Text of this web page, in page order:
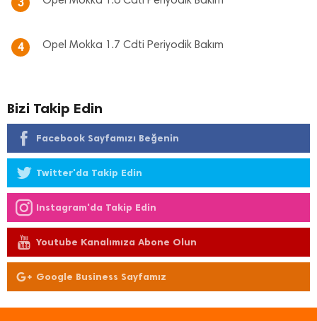
4 Opel Mokka 1.7 Cdti Periyodik Bakım
Bizi Takip Edin
Facebook Sayfamızı Beğenin
Twitter'da Takip Edin
Instagram'da Takip Edin
Youtube Kanalımıza Abone Olun
Google Business Sayfamız